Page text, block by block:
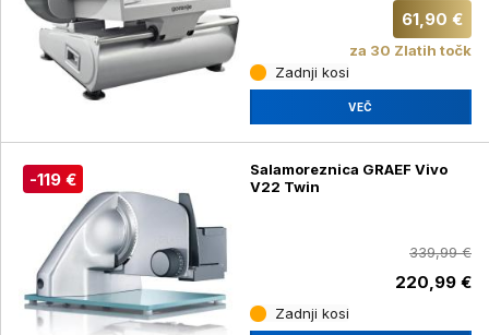
61,90 €
za 30 Zlatih točk
Zadnji kosi
VEČ
-119 €
Salamoreznica GRAEF Vivo
V22 Twin
339,99 €
220,99 €
Zadnji kosi